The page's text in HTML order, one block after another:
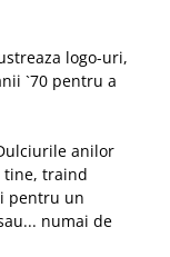
logo-uri,
`70 pentru a
anilor
tine, traind
pentru un
numai de